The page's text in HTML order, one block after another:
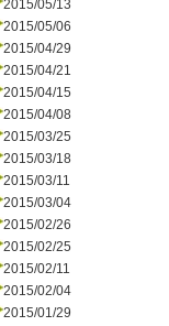
2015/05/13
2015/05/06
2015/04/29
2015/04/21
2015/04/15
2015/04/08
2015/03/25
2015/03/18
2015/03/11
2015/03/04
2015/02/26
2015/02/25
2015/02/11
2015/02/04
2015/01/29